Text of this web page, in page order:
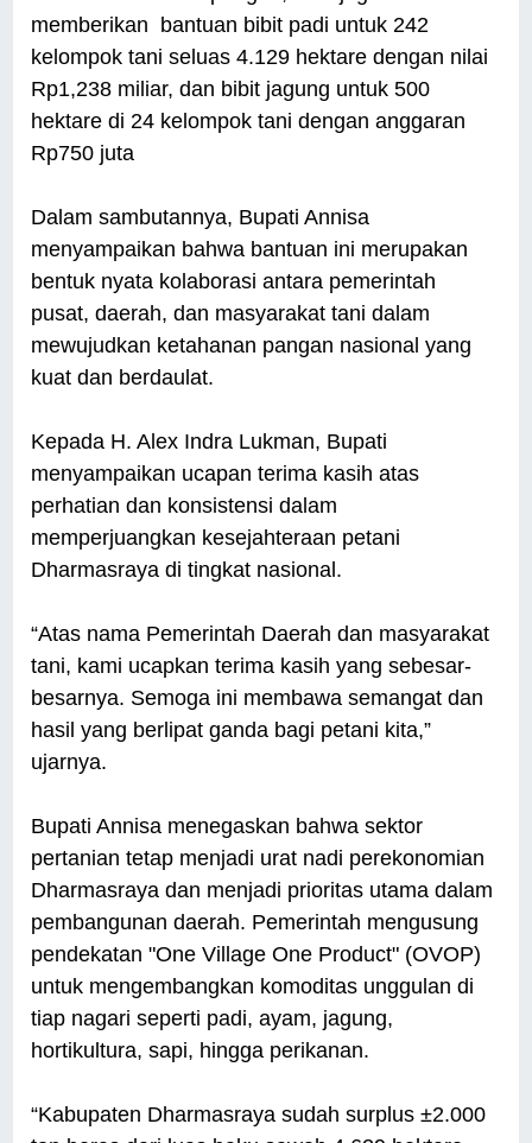
memberikan bantuan bibit padi untuk 242
kelompok tani seluas 4.129 hektare dengan nilai
Rp1,238 miliar, dan bibit jagung untuk 500
hektare di 24 kelompok tani dengan anggaran
Rp750 juta
Dalam sambutannya, Bupati Annisa
menyampaikan bahwa bantuan ini merupakan
bentuk nyata kolaborasi antara pemerintah
pusat, daerah, dan masyarakat tani dalam
mewujudkan ketahanan pangan nasional yang
kuat dan berdaulat.
Kepada H. Alex Indra Lukman, Bupati
menyampaikan ucapan terima kasih atas
perhatian dan konsistensi dalam
memperjuangkan kesejahteraan petani
Dharmasraya di tingkat nasional.
“Atas nama Pemerintah Daerah dan masyarakat
tani, kami ucapkan terima kasih yang sebesar-
besarnya. Semoga ini membawa semangat dan
hasil yang berlipat ganda bagi petani kita,”
ujarnya.
Bupati Annisa menegaskan bahwa sektor
pertanian tetap menjadi urat nadi perekonomian
Dharmasraya dan menjadi prioritas utama dalam
pembangunan daerah. Pemerintah mengusung
pendekatan "One Village One Product" (OVOP)
untuk mengembangkan komoditas unggulan di
tiap nagari seperti padi, ayam, jagung,
hortikultura, sapi, hingga perikanan.
“Kabupaten Dharmasraya sudah surplus ±2.000